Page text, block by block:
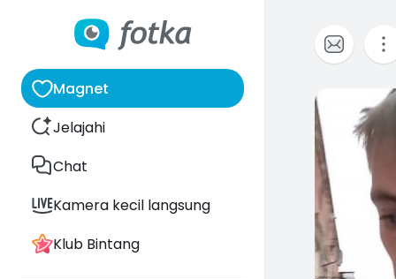
Magnet
Jelajahi
Chat
Kamera kecil langsung
Klub Bintang